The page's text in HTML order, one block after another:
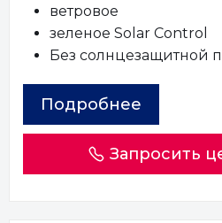
ветровое
зеленое Solar Control
Без солнцезащитной
Подробнее
Запросить